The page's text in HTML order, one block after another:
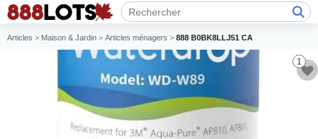
Articles > Maison & Jardin > Articles ménagers > 888 B0BK8LLJ51 CA
1